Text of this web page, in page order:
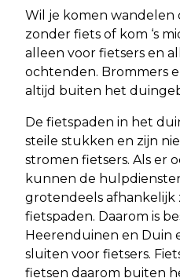
Wil je komen wandelen
zonder fiets of kom ‘s
alleen voor fietsers en
ochtenden. Brommers
altijd buiten het
De fietspaden in het
steile stukken en zijn
stromen fietsers. Als er
kunnen de
grotendeels afhankelijk
fietspaden. Daarom is
Heerenduinen en Duin
sluiten voor fietsers.
fietsen daarom buiten